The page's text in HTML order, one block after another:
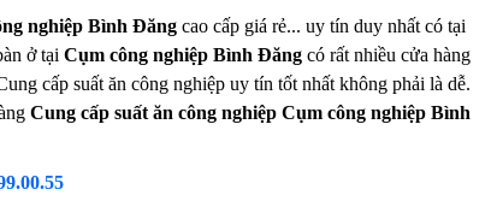
nghiệp Bình Đăngcao cấp giá rẻ... uy tín duy nhất có tại
ở tại Cụm công nghiệp Bình Đăngcó rất nhiều cửa hàng
cấp suất ăn công nghiệp uy tín tốt nhất không phải là dễ.
Cung cấp suất ăn công nghiệp Cụm công nghiệp Bình